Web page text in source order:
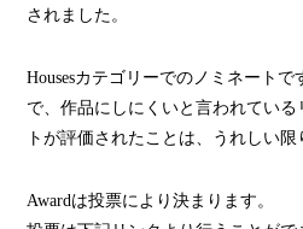
されました。
Housesカテゴリーでのノミネート
で、作品にしにくいと言われてい
トが評価されたことは、うれしい限
Awardは投票により決まります。